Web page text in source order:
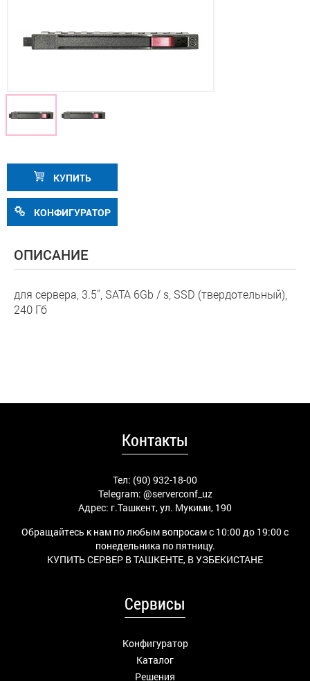
КУПИТЬ
КОНФИГУРАТОР
ОПИСАНИЕ
для сервера, 3.5", SATA 6Gb / s, SSD (твердотельный),
240 Гб
Контакты
Тел: (90) 932-18-00
Telegram: @serverconf_uz
Адрес: г.Ташкент, ул. Мукими, 190
Обращайтесь к нам по любым вопросам с 10:00 до 19:00 с
понедельника по пятницу.
КУПИТЬ СЕРВЕР В ТАШКЕНТЕ, В УЗБЕКИСТАНЕ
Сервисы
Конфигуратор
Каталог
Решения